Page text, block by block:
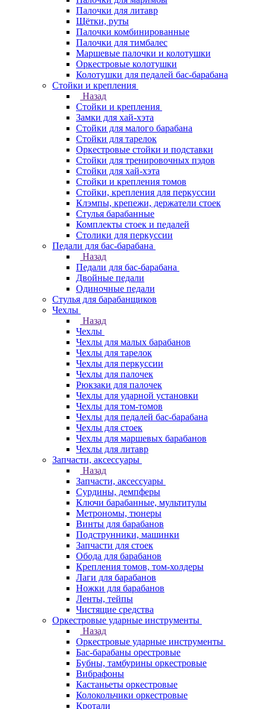
Палочки для литавр
Щётки, руты
Палочки комбинированные
Палочки для тимбалес
Маршевые палочки и колотушки
Оркестровые колотушки
Колотушки для педалей бас-барабана
Стойки и крепления
Назад
Стойки и крепления
Замки для хай-хэта
Стойки для малого барабана
Стойки для тарелок
Оркестровые стойки и подставки
Стойки для тренировочных пэдов
Стойки для хай-хэта
Стойки и крепления томов
Стойки, крепления для перкуссии
Клэмпы, крепежи, держатели стоек
Стулья барабанные
Комплекты стоек и педалей
Столики для перкуссии
Педали для бас-барабана
Назад
Педали для бас-барабана
Двойные педали
Одиночные педали
Стулья для барабанщиков
Чехлы
Назад
Чехлы
Чехлы для малых барабанов
Чехлы для тарелок
Чехлы для перкуссии
Чехлы для палочек
Рюкзаки для палочек
Чехлы для ударной установки
Чехлы для том-томов
Чехлы для педалей бас-барабана
Чехлы для стоек
Чехлы для маршевых барабанов
Чехлы для литавр
Запчасти, аксессуары
Назад
Запчасти, аксессуары
Сурдины, демпферы
Ключи барабанные, мультитулы
Метрономы, тюнеры
Винты для барабанов
Подструнники, машинки
Запчасти для стоек
Обода для барабанов
Крепления томов, том-холдеры
Лаги для барабанов
Ножки для барабанов
Ленты, тейпы
Чистящие средства
Оркестровые ударные инструменты
Назад
Оркестровые ударные инструменты
Бас-барабаны орестровые
Бубны, тамбурины оркестровые
Вибрафоны
Кастаньеты оркестровые
Колокольчики оркестровые
Кротали